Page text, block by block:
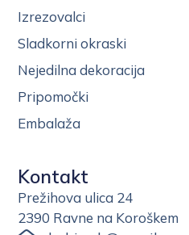
Izrezovalci
Sladkorni okraski
Nejedilna dekoracija
Pripomočki
Embalaža
Kontakt
Prežihova ulica 24
2390 Ravne na Koroškem